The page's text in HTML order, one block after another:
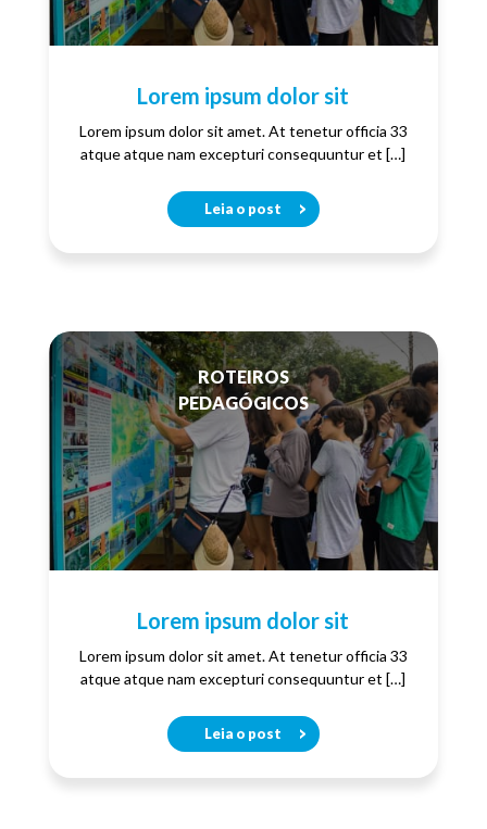
Lorem ipsum dolor sit
Lorem ipsum dolor sit amet. At tenetur officia 33
atque atque nam excepturi consequuntur et […]
Leia o post
ROTEIROS
PEDAGÓGICOS
Lorem ipsum dolor sit
Lorem ipsum dolor sit amet. At tenetur officia 33
atque atque nam excepturi consequuntur et […]
Leia o post